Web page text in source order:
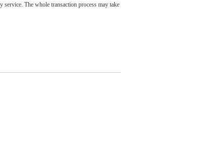
The whole transaction process may take